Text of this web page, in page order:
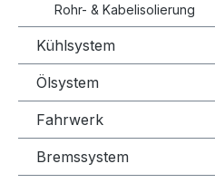
Rohr- & Kabelisolierung
Kühlsystem
Ölsystem
Fahrwerk
Bremssystem